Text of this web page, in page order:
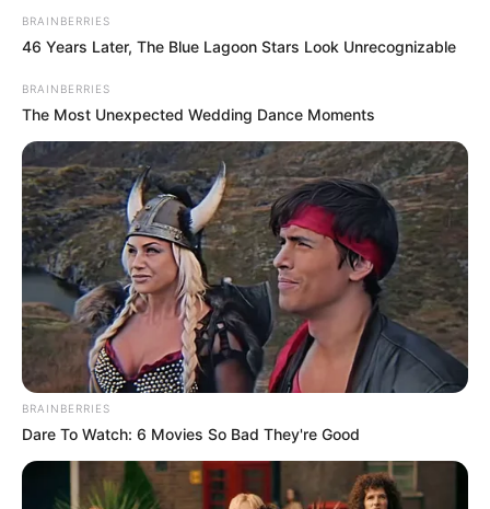
BRAINBERRIES
46 Years Later, The Blue Lagoon Stars Look Unrecognizable
BRAINBERRIES
The Most Unexpected Wedding Dance Moments
BRAINBERRIES
Dare To Watch: 6 Movies So Bad They're Good